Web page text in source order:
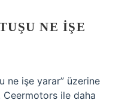
NE IŞE
ne işe yarar” üzerine
ile daha